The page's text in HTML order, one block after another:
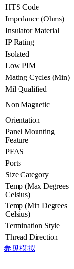
HTS Code
Impedance (Ohms)
Insulator Material
IP Rating
Isolated
Low PIM
Mating Cycles (Min)
Mil Qualified
Non Magnetic
Orientation
Panel Mounting
Feature
PFAS
Ports
Size Category
Temp (Max Degrees
Celsius)
Temp (Min Degrees
Celsius)
Termination Style
Thread Direction
参见模拟